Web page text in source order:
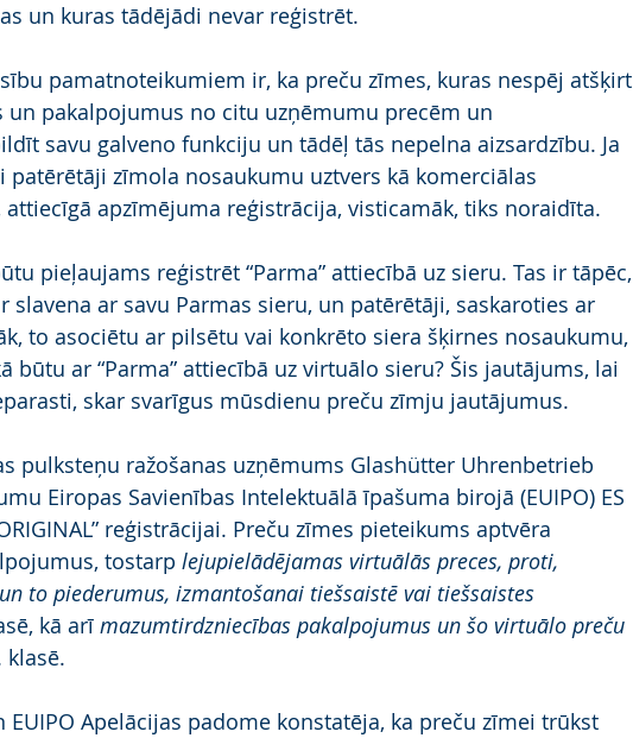
un kuras tādējādi nevar reģistrēt.
pamatnoteikumiem ir, ka preču zīmes, kuras nespēj atšķirt
un pakalpojumus no citu uzņēmumu precēm un
savu galveno funkciju un tādēļ tās nepelna aizsardzību. Ja
patērētāji zīmola nosaukumu uztvers kā komerciālas
apzīmējuma reģistrācija, visticamāk, tiks noraidīta.
pieļaujams reģistrēt “Parma” attiecībā uz sieru. Tas ir tāpēc,
slavena ar savu Parmas sieru, un patērētāji, saskaroties ar
to asociētu ar pilsētu vai konkrēto siera šķirnes nosaukumu,
būtu ar “Parma” attiecībā uz virtuālo sieru? Šis jautājums, lai
skar svarīgus mūsdienu preču zīmju jautājumus.
pulksteņu ražošanas uzņēmums Glashütter Uhrenbetrieb
Eiropas Savienības Intelektuālā īpašuma birojā (EUIPO) ES
reģistrācijai. Preču zīmes pieteikums aptvēra
tostarp lejupielādējamas virtuālās preces, proti,
to piederumus, izmantošanai tiešsaistē vai tiešsaistes
kā arī mazumtirdzniecības pakalpojumus un šo virtuālo preču
klasē.
EUIPO Apelācijas padome konstatēja, ka preču zīmei trūkst